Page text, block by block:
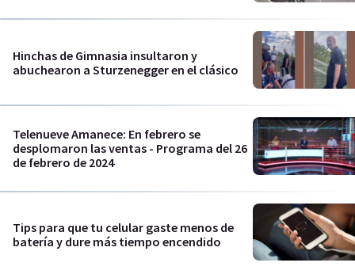
Hinchas de Gimnasia insultaron y
abuchearon a Sturzenegger en el clásico
Telenueve Amanece: En febrero se
desplomaron las ventas - Programa del 26
de febrero de 2024
Tips para que tu celular gaste menos de
batería y dure más tiempo encendido